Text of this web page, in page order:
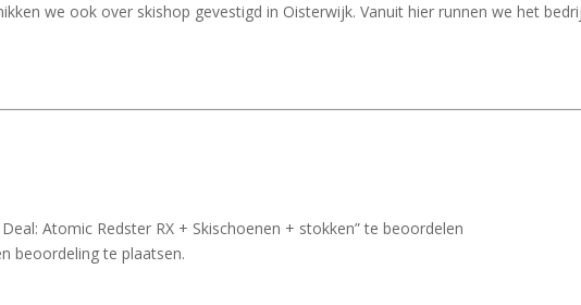
we ook over skishop gevestigd in Oisterwijk. Vanuit hier runnen we het
Atomic Redster RX + Skischoenen + stokken” te beoordelen
beoordeling te plaatsen.